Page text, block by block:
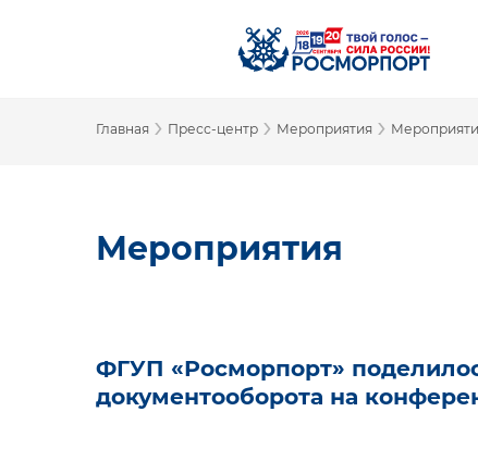
Главная › Пресс-центр › Мероприятия ›
Мероприятия
ФГУП «Росморпорт»
документооборота на